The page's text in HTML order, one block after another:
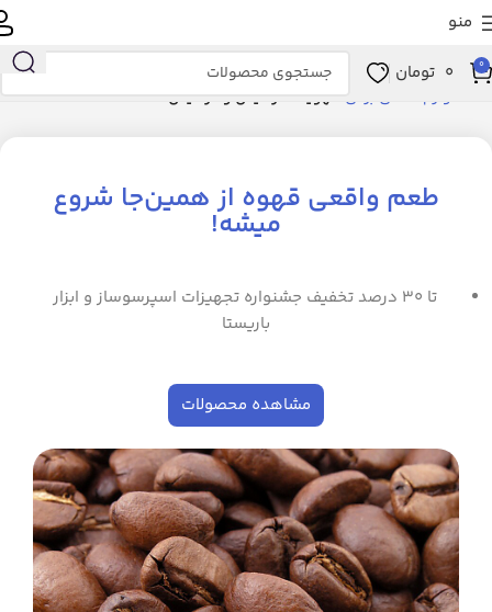
منو
0
0 تومان
لوازم خانگی برقی تهویه، سرمایش و گرمایش
طعم واقعی قهوه از همین‌جا شروع
میشه!
تا ۳۰ درصد تخفیف جشنواره تجهیزات اسپرسوساز و ابزار
باریستا
مشاهده محصولات